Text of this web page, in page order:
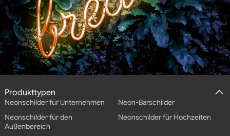
Produkttypen
Neonschilder für Unternehmen
Neon-Barschilder
Neonschilder für den
Außenbereich
Neonschilder für Hochzeiten